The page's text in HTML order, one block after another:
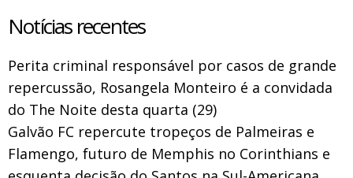
Notícias recentes
Perita criminal responsável por casos de grande
repercussão, Rosangela Monteiro é a convidada
do The Noite desta quarta (29)
Galvão FC repercute tropeços de Palmeiras e
Flamengo, futuro de Memphis no Corinthians e